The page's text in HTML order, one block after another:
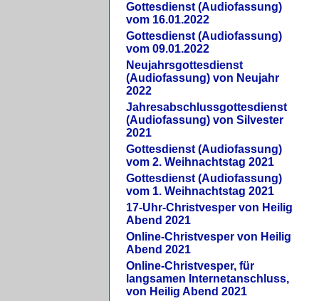
Gottesdienst (Audiofassung)
vom 16.01.2022
Gottesdienst (Audiofassung)
vom 09.01.2022
Neujahrsgottesdienst
(Audiofassung) von Neujahr
2022
Jahresabschlussgottesdienst
(Audiofassung) von Silvester
2021
Gottesdienst (Audiofassung)
vom 2. Weihnachtstag 2021
Gottesdienst (Audiofassung)
vom 1. Weihnachtstag 2021
17-Uhr-Christvesper von Heilig
Abend 2021
Online-Christvesper von Heilig
Abend 2021
Online-Christvesper, für
langsamen Internetanschluss,
von Heilig Abend 2021